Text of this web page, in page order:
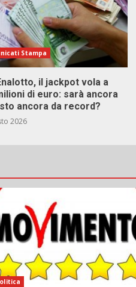
Stampa
il jackpot vola a
di euro: sarà ancora
ancora da record?
2026